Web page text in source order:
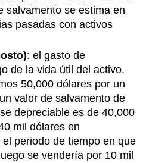
salvamento se estima en
pasadas con activos
: el gasto de
de la vida útil del activo.
50,000 dólares por un
valor de salvamento de
depreciable es de 40,000
mil dólares en
periodo de tiempo en que
se vendería por 10 mil